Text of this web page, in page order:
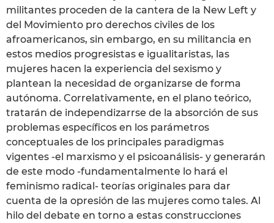
militantes proceden de la cantera de la New Left y
del Movimiento pro derechos civiles de los
afroamericanos, sin embargo, en su militancia en
estos medios progresistas e igualitaristas, las
mujeres hacen la experiencia del sexismo y
plantean la necesidad de organizarse de forma
autónoma. Correlativamente, en el plano teórico,
tratarán de independizarrse de la absorción de sus
problemas específicos en los parámetros
conceptuales de los principales paradigmas
vigentes -el marxismo y el psicoanálisis- y generarán
de este modo -fundamentalmente lo hará el
feminismo radical- teorías originales para dar
cuenta de la opresión de las mujeres como tales. Al
hilo del debate en torno a estas construcciones